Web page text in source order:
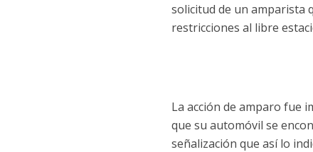
solicitud de un amparista
restricciones al libre
La acción de amparo fue
que su automóvil se
señalización que así lo